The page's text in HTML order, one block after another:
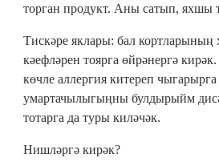
торган продукт. Аны сатып, яхшы
Тискәре яклары: бал кортларының
кәефләрен тоярга өйрәнергә
көчле аллергия китереп
умартачылыгыңны булдырыйм
тотарга да туры киләчәк.
Нишләргә кирәк?